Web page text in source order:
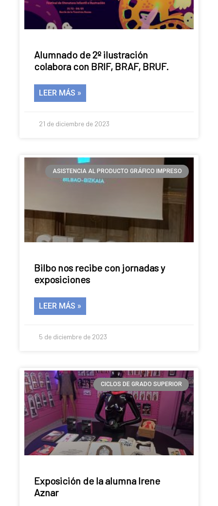
Pamplona
Alumnado de 2º ilustración
colabora con BRIF, BRAF, BRUF.
LEER MÁS »
21 de diciembre de 2023
ASISTENCIA AL PRODUCTO GRÁFICO IMPRESO
Bilbo nos recibe con jornadas y
exposiciones
LEER MÁS »
5 de diciembre de 2023
CICLOS DE GRADO SUPERIOR
Exposición de la alumna Irene
Aznar